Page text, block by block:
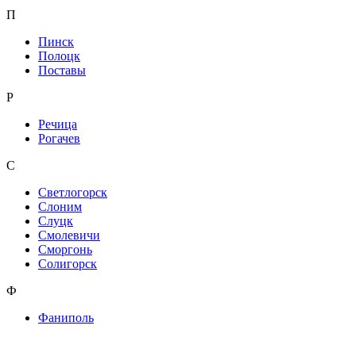
П
Пинск
Полоцк
Поставы
Р
Речица
Рогачев
С
Светлогорск
Слоним
Слуцк
Смолевичи
Сморгонь
Солигорск
Ф
Фаниполь